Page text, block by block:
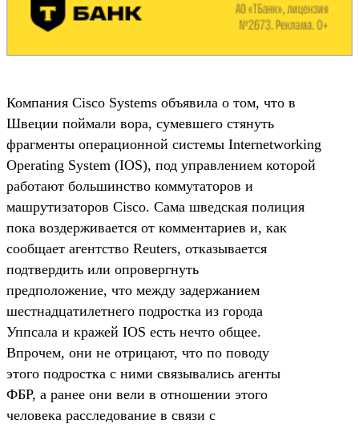
Компания Cisco Systems объявила о том, что в
Швеции поймали вора, сумевшего стянуть
фрагменты операционной системы Internetworking
Operating System (IOS), под управлением которой
работают большинство коммутаторов и
машрутизаторов Cisco. Сама шведская полиция
пока воздерживается от комментариев и, как
сообщает агентство Reuters, отказывается
подтвердить или опровергнуть
предположение, что между задержанием
шестнадцатилетнего подростка из города
Уппсала и кражей IOS есть нечто общее.
Впрочем, они не отрицают, что по поводу
этого подростка с ними связывались агенты
ФБР, а ранее они вели в отношении этого
человека расследование в связи с